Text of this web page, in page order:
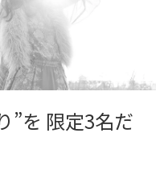
”を 限定3名だ